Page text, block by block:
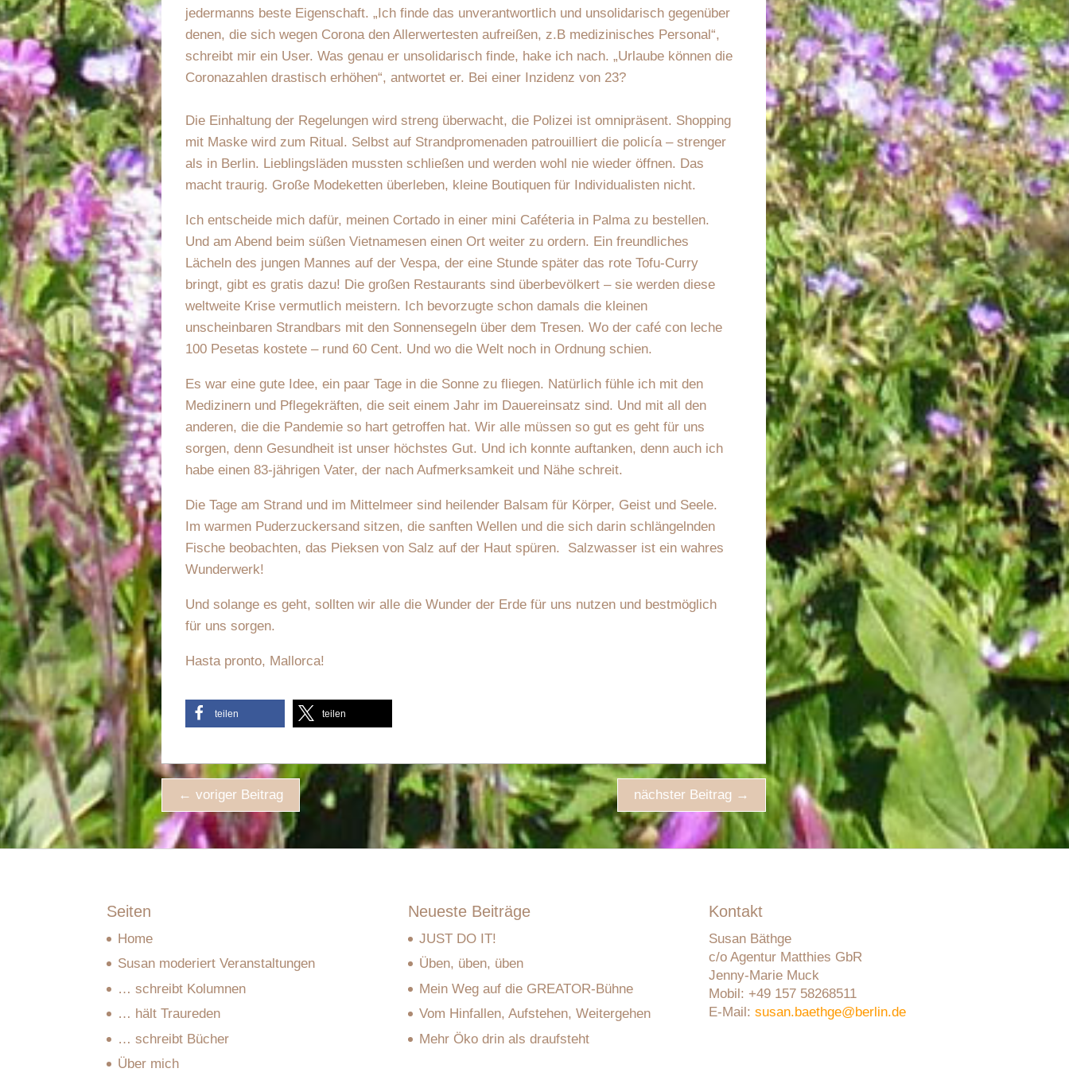
jedermanns beste Eigenschaft. „Ich finde das unverantwortlich und unsolidarisch gegenüber
denen, die sich wegen Corona den Allerwertesten aufreißen, z.B medizinisches Personal“,
schreibt mir ein User. Was genau er unsolidarisch finde, hake ich nach. „Urlaube können die
Coronazahlen drastisch erhöhen“, antwortet er. Bei einer Inzidenz von 23?
Die Einhaltung der Regelungen wird streng überwacht, die Polizei ist omnipräsent. Shopping
mit Maske wird zum Ritual. Selbst auf Strandpromenaden patrouilliert die policía – strenger
als in Berlin. Lieblingsläden mussten schließen und werden wohl nie wieder öffnen. Das
macht traurig. Große Modeketten überleben, kleine Boutiquen für Individualisten nicht.
Ich entscheide mich dafür, meinen Cortado in einer mini Caféteria in Palma zu bestellen.
Und am Abend beim süßen Vietnamesen einen Ort weiter zu ordern. Ein freundliches
Lächeln des jungen Mannes auf der Vespa, der eine Stunde später das rote Tofu-Curry
bringt, gibt es gratis dazu! Die großen Restaurants sind überbevölkert – sie werden diese
weltweite Krise vermutlich meistern. Ich bevorzugte schon damals die kleinen
unscheinbaren Strandbars mit den Sonnensegeln über dem Tresen. Wo der café con leche
100 Pesetas kostete – rund 60 Cent. Und wo die Welt noch in Ordnung schien.
Es war eine gute Idee, ein paar Tage in die Sonne zu fliegen. Natürlich fühle ich mit den
Medizinern und Pflegekräften, die seit einem Jahr im Dauereinsatz sind. Und mit all den
anderen, die die Pandemie so hart getroffen hat. Wir alle müssen so gut es geht für uns
sorgen, denn Gesundheit ist unser höchstes Gut. Und ich konnte auftanken, denn auch ich
habe einen 83-jährigen Vater, der nach Aufmerksamkeit und Nähe schreit.
Die Tage am Strand und im Mittelmeer sind heilender Balsam für Körper, Geist und Seele.
Im warmen Puderzuckersand sitzen, die sanften Wellen und die sich darin schlängelnden
Fische beobachten, das Pieksen von Salz auf der Haut spüren. Salzwasser ist ein wahres
Wunderwerk!
Und solange es geht, sollten wir alle die Wunder der Erde für uns nutzen und bestmöglich
für uns sorgen.
Hasta pronto, Mallorca!
teilen teilen
← voriger Beitrag nächster Beitrag →
Seiten
Home
Susan moderiert Veranstaltungen
… schreibt Kolumnen
… hält Traureden
… schreibt Bücher
Über mich
Neueste Beiträge
JUST DO IT!
Üben, üben, üben
Mein Weg auf die GREATOR-Bühne
Vom Hinfallen, Aufstehen, Weitergehen
Mehr Öko drin als draufsteht
Kontakt
Susan Bäthge
c/o Agentur Matthies GbR
Jenny-Marie Muck
Mobil: +49 157 58268511
E-Mail: susan.baethge@berlin.de